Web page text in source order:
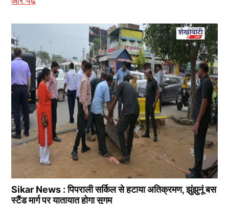
Sikar News : पिपराली सर्किल से हटाया अतिक्रमण, झुंझुनूं बस
स्टैंड मार्ग पर यातायात होगा सुगम